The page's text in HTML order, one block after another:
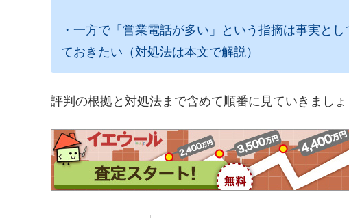
・一方で「営業電話が多い」という指摘は事実と
ておきたい（対処法は本文で解説）
評判の根拠と対処法まで含めて順番に見ていきましょ